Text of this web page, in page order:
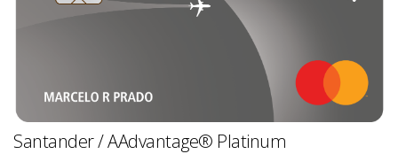
Santander / AAdvantage® Platinum